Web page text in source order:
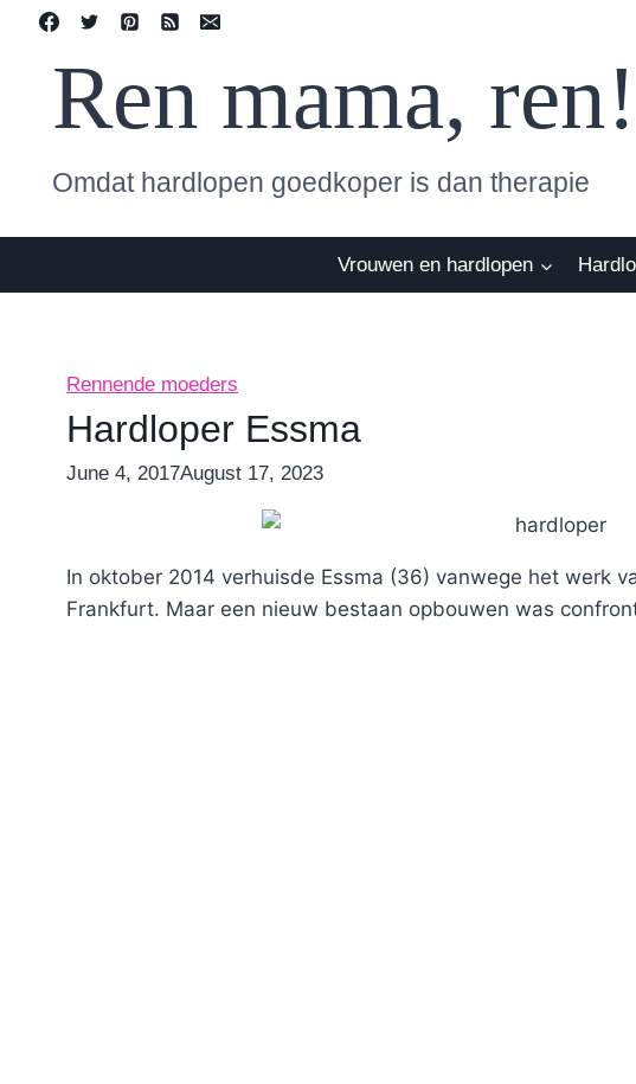
Skip
contentRen mama, ren!
Omdat hardlopen goedkoper is dan therapie
Vrouwen en hardlopen
Rennende moeders
Hardloper Essma
ByNicole
June 4, 2017August 17, 2023
In oktober 2014 verhuisde Essma (36) vanwege het werk
Frankfurt. Maar een nieuw bestaan opbouwen was